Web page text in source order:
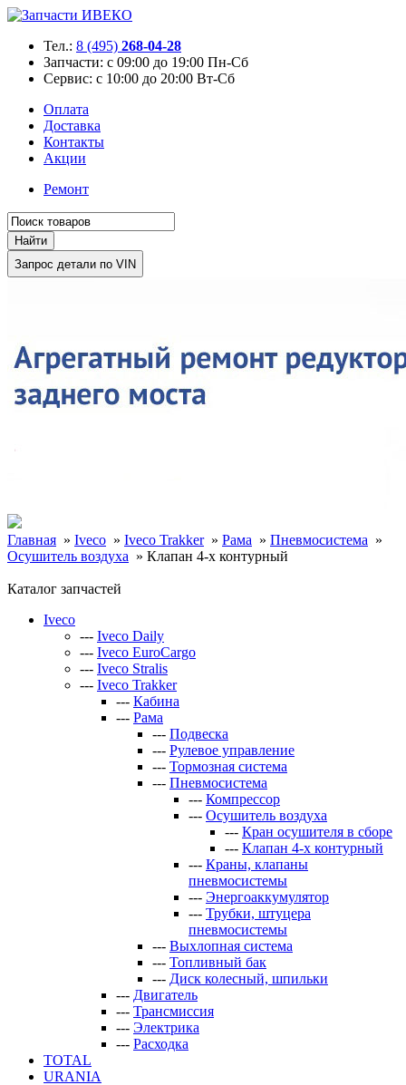
Тел.: 8 (495) 268-04-28
Запчасти: с 09:00 до 19:00 Пн-Сб
Сервис: с 10:00 до 20:00 Вт-Сб
Оплата
Доставка
Контакты
Акции
Ремонт
Главная » Iveco » Iveco Trakker » Рама » Пневмосистема »
Осушитель воздуха » Клапан 4-х контурный
Каталог запчастей
Iveco
--- Iveco Daily
--- Iveco EuroCargo
--- Iveco Stralis
--- Iveco Trakker
--- Кабина
--- Рама
--- Подвеска
--- Рулевое управление
--- Тормозная система
--- Пневмосистема
--- Компрессор
--- Осушитель воздуха
--- Кран осушителя в сборе
--- Клапан 4-х контурный
--- Краны, клапаны
пневмосистемы
--- Энергоаккумулятор
--- Трубки, штуцера
пневмосистемы
--- Выхлопная система
--- Топливный бак
--- Диск колесный, шпильки
--- Двигатель
--- Трансмиссия
--- Электрика
--- Расходка
TOTAL
URANIA